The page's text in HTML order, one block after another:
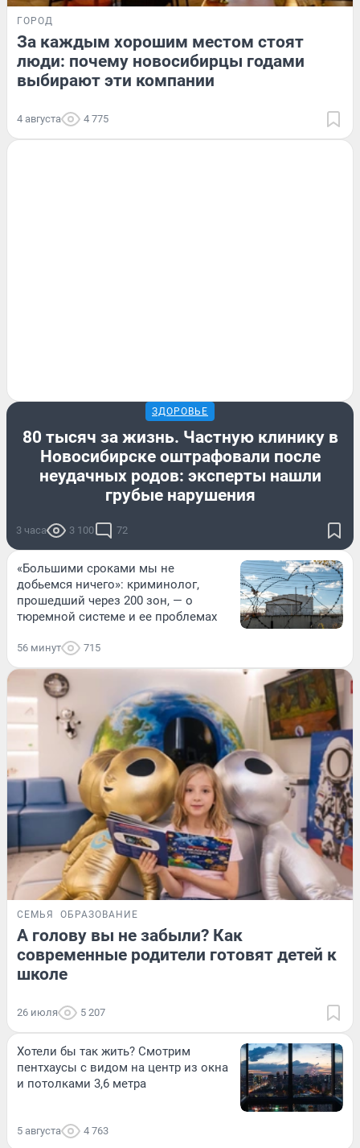
ГОРОД
За каждым хорошим местом стоят
люди: почему новосибирцы годами
выбирают эти компании
4 августа 4 775
ЗДОРОВЬЕ
80 тысяч за жизнь. Частную клинику в
Новосибирске оштрафовали после
неудачных родов: эксперты нашли
грубые нарушения
3 часа 3 100 72
«Большими сроками мы не
добьемся ничего»: криминолог,
прошедший через 200 зон, — о
тюремной системе и ее проблемах
56 минут 715
СЕМЬЯ ОБРАЗОВАНИЕ
А голову вы не забыли? Как
современные родители готовят детей к
школе
26 июля 5 207
Хотели бы так жить? Смотрим
пентхаусы с видом на центр из окна
и потолками 3,6 метра
5 августа 4 763